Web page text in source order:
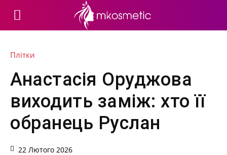
Плітки
Анастасія Оруджова
виходить заміж: хто її
обранець Руслан
22 Лютого 2026